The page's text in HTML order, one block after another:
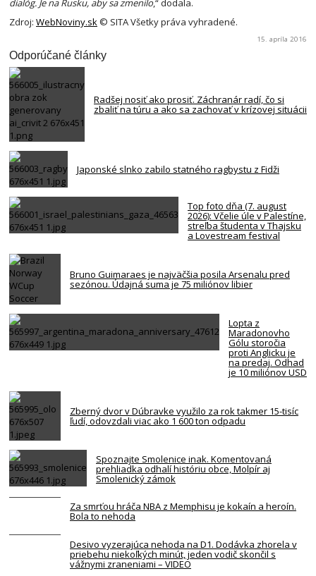
dialóg. Je na Rusku, aby sa zmenilo,“ dodala.
Zdroj: WebNoviny.sk © SITA Všetky práva vyhradené.
15. apríla 2016
Odporúčané články
Radšej nosiť ako prosiť. Záchranár radí, čo si
zbaliť na túru a ako sa zachovať v krízovej situácii
Japonské slnko zabilo statného ragbystu z Fidži
Top foto dňa (7. august
2026): Včelie úle v Palestíne,
streľba študenta v Thajsku
a Lovestream festival
Bruno Guimaraes je najväčšia posila Arsenalu pred
sezónou. Údajná suma je 75 miliónov libier
Lopta z
Maradonovho
Gólu storočia
proti Anglicku je
na predaj. Odhad
je 10 miliónov USD
Zberný dvor v Dúbravke využilo za rok takmer 15-tisíc
ľudí, odovzdali viac ako 1 600 ton odpadu
Spoznajte Smolenice inak. Komentovaná
prehliadka odhalí históriu obce, Molpír aj
Smolenický zámok
Za smrťou hráča NBA z Memphisu je kokaín a heroín.
Bola to nehoda
Desivo vyzerajúca nehoda na D1. Dodávka zhorela v
priebehu niekoľkých minút, jeden vodič skončil s
vážnymi zraneniami – VIDEO